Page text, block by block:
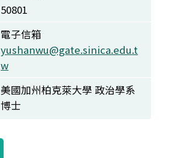
50801
電子信箱
yushanwu@gate.sinica.edu.t
w
美國加州柏克萊大學 政治學系
博士